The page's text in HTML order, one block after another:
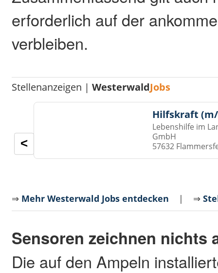
erforderlich auf der
verbleiben.
Stellenanzeigen |WesterwaldJobs
Hilfskraft
Lebenshilfe im
GmbH
57632
<
⇒ Mehr Westerwald Jobs entdecken | ⇒
Sensoren zeichnen nichts
Die auf den Ampeln